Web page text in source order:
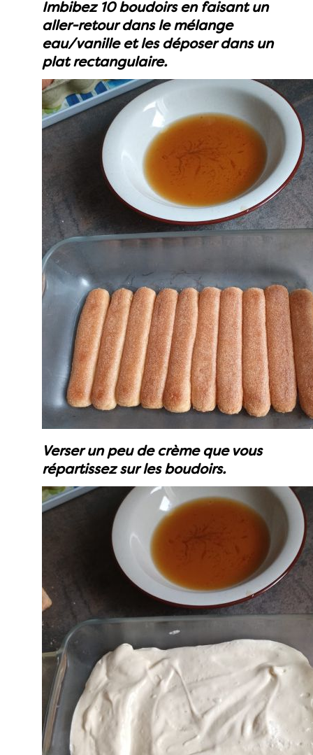
Imbibez 10 boudoirs en faisant un
aller-retour dans le mélange
eau/vanille et les déposer dans un
plat rectangulaire.
Verser un peu de crème que vous
répartissez sur les boudoirs.